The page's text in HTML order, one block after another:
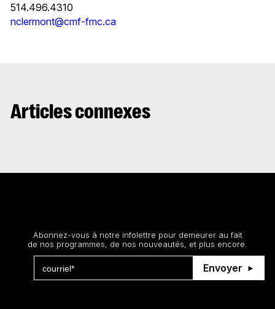
514.496.4310
nclermont@cmf-fmc.ca
Articles connexes
Abonnez-vous à notre infolettre pour demeurer au fait
de nos programmes, de nos nouveautés, et plus encore.
Envoyer